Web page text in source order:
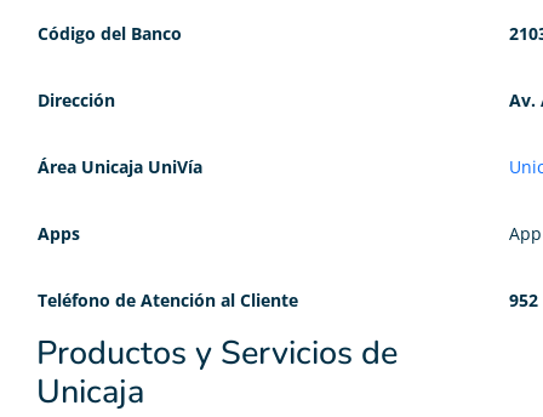
Código del Banco
Dirección Av.
Área Unicaja UniVía
Apps
Teléfono de Atención al Cliente 952
Productos y Servicios de
Unicaja